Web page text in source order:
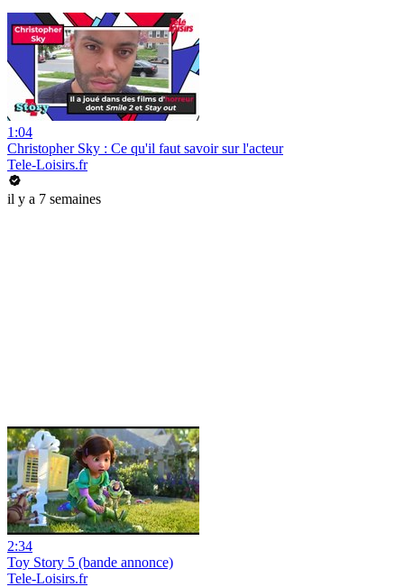
1:04
Christopher Sky : Ce qu'il faut savoir sur l'acteur
Tele-Loisirs.fr
il y a 7 semaines
2:34
Toy Story 5 (bande annonce)
Tele-Loisirs.fr